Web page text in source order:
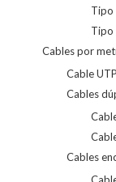
Tipo
Tipo
Cables por
Cable UTP
Cables
Cables